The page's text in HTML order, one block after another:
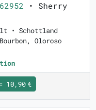
• Sherry
• Schottland
Oloroso
10,90 €